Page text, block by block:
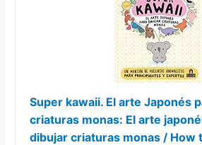
Super kawaii. El arte Japonés
criaturas monas: El arte
dibujar criaturas monas / How